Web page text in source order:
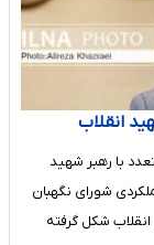
انقلاب
با رهبر شهید
شورای نگهبان
شکل گرفته